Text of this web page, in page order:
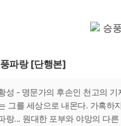
파랑 [단행본]
성 - 명문가의 후손인 천고의
그를 세상으로 내몬다. 가혹하
랑... 원대한 포부와 야망의 다